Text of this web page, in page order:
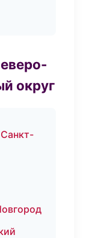
округ